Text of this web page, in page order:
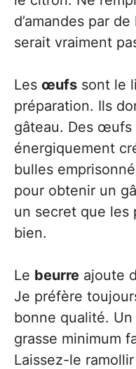
d’amandes par
serait vraiment
Les œufs sont le
préparation. Ils
gâteau. Des œufs
énergiquement
bulles
pour obtenir un
un secret que les
bien.
Le beurre ajoute
Je préfère
bonne qualité.
grasse minimum
Laissez-le